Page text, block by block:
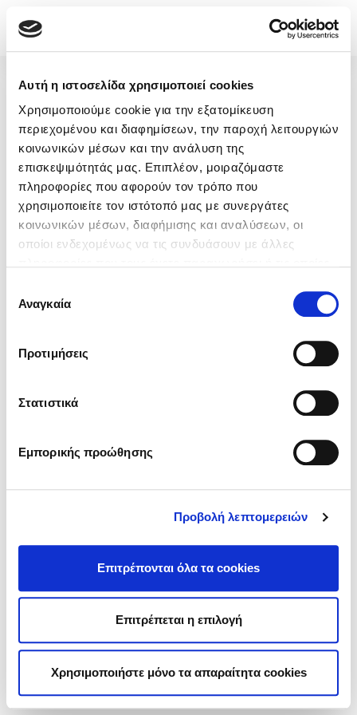
Αυτή η ιστοσελίδα χρησιμοποιεί cookies
Χρησιμοποιούμε cookie για την εξατομίκευση
περιεχομένου και διαφημίσεων, την παροχή λειτουργιών
κοινωνικών μέσων και την ανάλυση της
επισκεψιμότητάς μας. Επιπλέον, μοιραζόμαστε
πληροφορίες που αφορούν τον τρόπο που
χρησιμοποιείτε τον ιστότοπό μας με συνεργάτες
κοινωνικών μέσων, διαφήμισης και αναλύσεων, οι
οποίοι ενδεχομένως να τις συνδυάσουν με άλλες
των υπηρεσιών τους.
συγκατάθεσης
Αναγκαία
Προτιμήσεις
Στατιστικά
Εμπορικής προώθησης
Προβολή λεπτομερειών
Επιτρέπονται όλα τα cookies
Επιτρέπεται η επιλογή
Χρησιμοποιήστε μόνο τα απαραίτητα cookies